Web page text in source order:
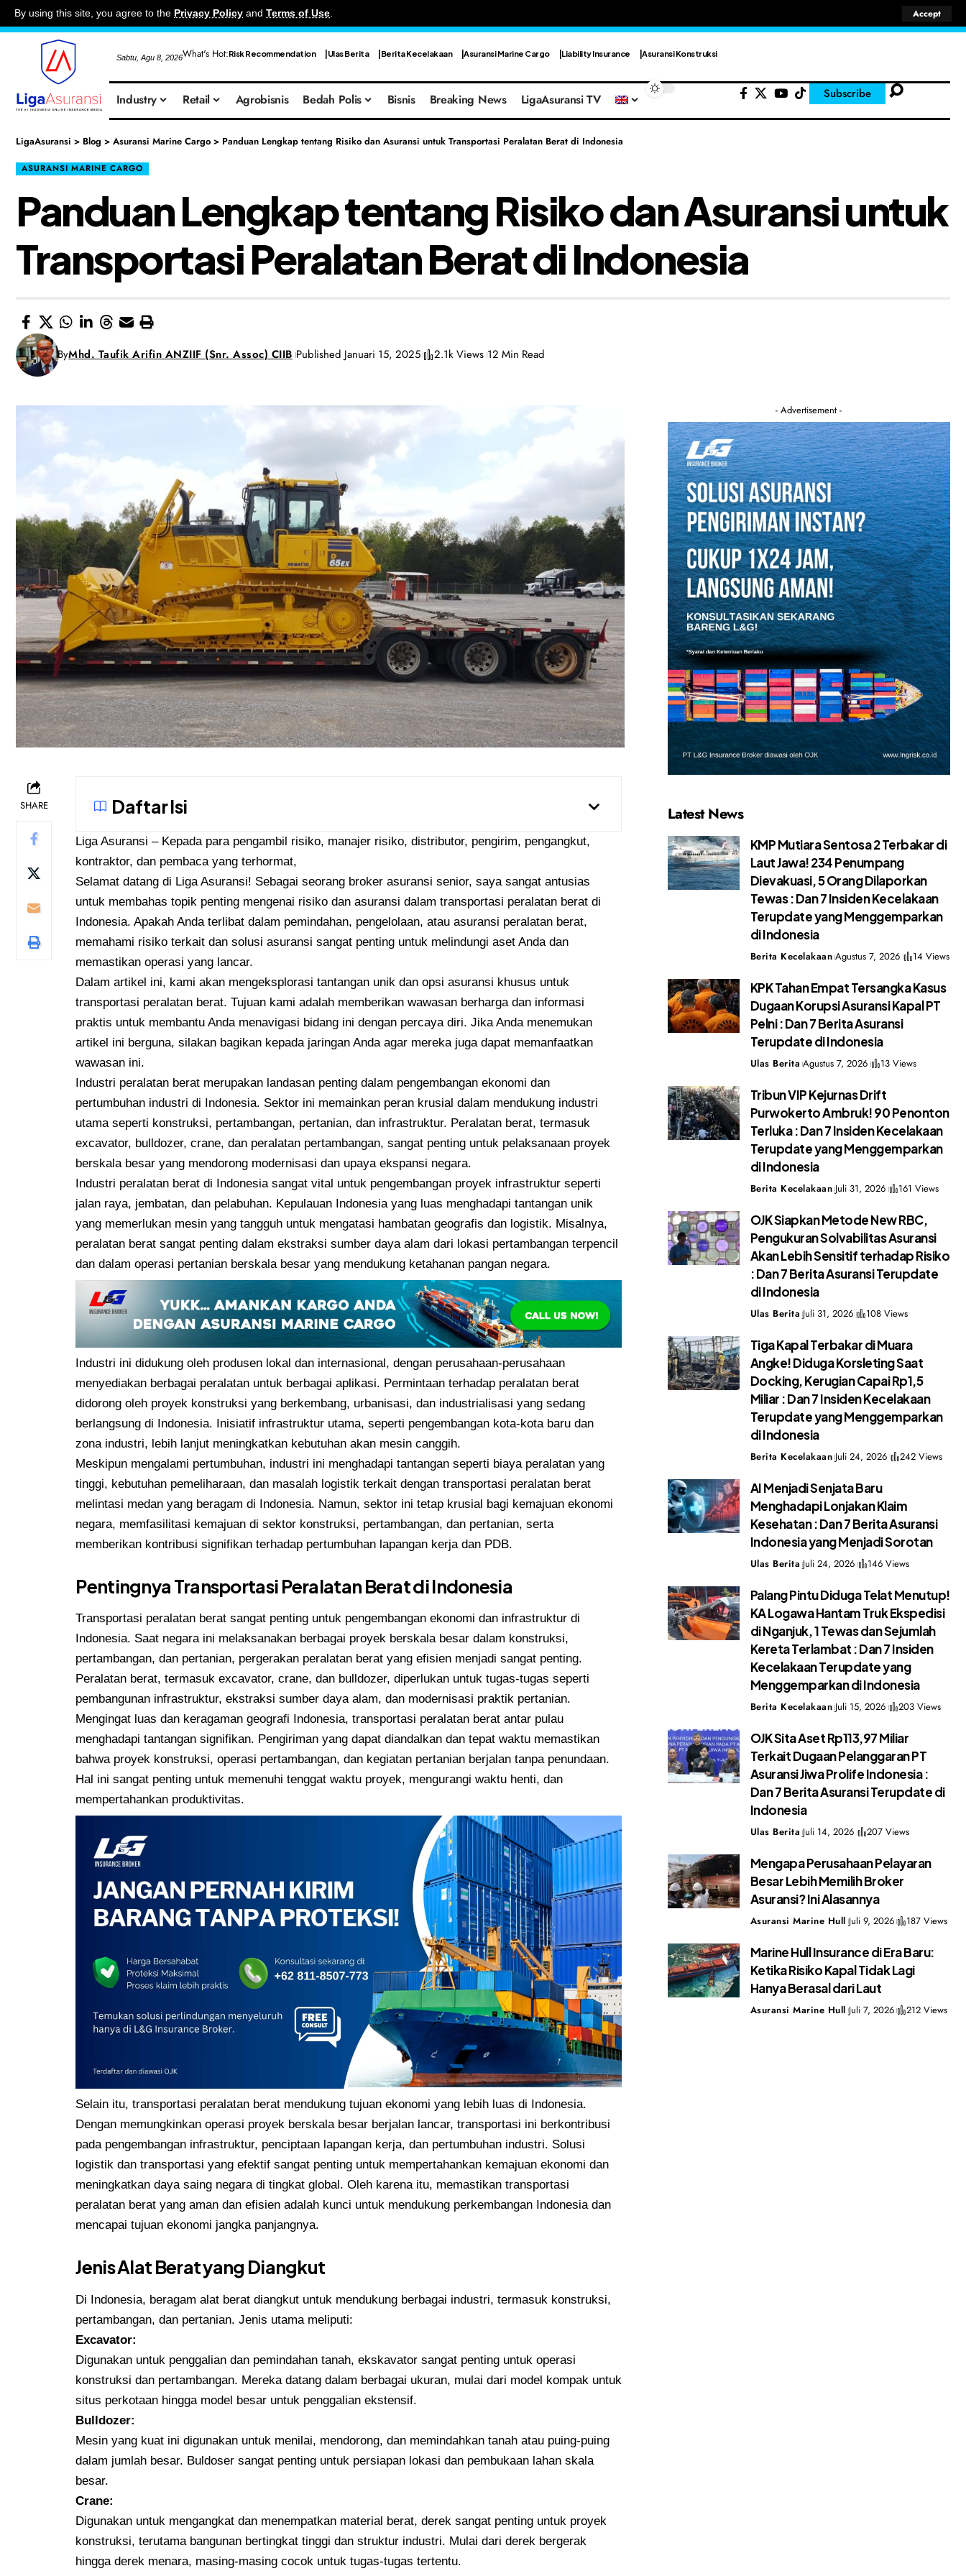
By using this site, you agree to the Privacy Policy and Terms of Use. Accept
Sabtu, Agu 8, 2026What's Hot:Risk Recommendation Ulas Berita Berita Kecelakaan Asuransi Marine Cargo Liability Insurance Asuransi Konstruksi
Industry Retail Agrobisnis Bedah Polis Bisnis Breaking News LigaAsuransi TV Subscribe
LigaAsuransi > Blog > Asuransi Marine Cargo > Panduan Lengkap tentang Risiko dan Asuransi untuk Transportasi Peralatan Berat di Indonesia
ASURANSI MARINE CARGO
Panduan Lengkap tentang Risiko dan Asuransi untuk
Transportasi Peralatan Berat di Indonesia
ByMhd. Taufik Arifin ANZIIF (Snr. Assoc) CIIB Published Januari 15, 2025 2.1k Views 12 Min Read
SHARE Daftar Isi
Liga Asuransi – Kepada para pengambil risiko, manajer risiko, distributor, pengirim, pengangkut,
kontraktor, dan pembaca yang terhormat,
Selamat datang di Liga Asuransi! Sebagai seorang broker asuransi senior, saya sangat antusias
untuk membahas topik penting mengenai risiko dan asuransi dalam transportasi peralatan berat di
Indonesia. Apakah Anda terlibat dalam pemindahan, pengelolaan, atau asuransi peralatan berat,
memahami risiko terkait dan solusi asuransi sangat penting untuk melindungi aset Anda dan
memastikan operasi yang lancar.
Dalam artikel ini, kami akan mengeksplorasi tantangan unik dan opsi asuransi khusus untuk
transportasi peralatan berat. Tujuan kami adalah memberikan wawasan berharga dan informasi
praktis untuk membantu Anda menavigasi bidang ini dengan percaya diri. Jika Anda menemukan
artikel ini berguna, silakan bagikan kepada jaringan Anda agar mereka juga dapat memanfaatkan
wawasan ini.
Industri peralatan berat merupakan landasan penting dalam pengembangan ekonomi dan
pertumbuhan industri di Indonesia. Sektor ini memainkan peran krusial dalam mendukung industri
utama seperti konstruksi, pertambangan, pertanian, dan infrastruktur. Peralatan berat, termasuk
excavator, bulldozer, crane, dan peralatan pertambangan, sangat penting untuk pelaksanaan proyek
berskala besar yang mendorong modernisasi dan upaya ekspansi negara.
Industri peralatan berat di Indonesia sangat vital untuk pengembangan proyek infrastruktur seperti
jalan raya, jembatan, dan pelabuhan. Kepulauan Indonesia yang luas menghadapi tantangan unik
yang memerlukan mesin yang tangguh untuk mengatasi hambatan geografis dan logistik. Misalnya,
peralatan berat sangat penting dalam ekstraksi sumber daya alam dari lokasi pertambangan terpencil
dan dalam operasi pertanian berskala besar yang mendukung ketahanan pangan negara.
Industri ini didukung oleh produsen lokal dan internasional, dengan perusahaan-perusahaan
menyediakan berbagai peralatan untuk berbagai aplikasi. Permintaan terhadap peralatan berat
didorong oleh proyek konstruksi yang berkembang, urbanisasi, dan industrialisasi yang sedang
berlangsung di Indonesia. Inisiatif infrastruktur utama, seperti pengembangan kota-kota baru dan
zona industri, lebih lanjut meningkatkan kebutuhan akan mesin canggih.
Meskipun mengalami pertumbuhan, industri ini menghadapi tantangan seperti biaya peralatan yang
tinggi, kebutuhan pemeliharaan, dan masalah logistik terkait dengan transportasi peralatan berat
melintasi medan yang beragam di Indonesia. Namun, sektor ini tetap krusial bagi kemajuan ekonomi
negara, memfasilitasi kemajuan di sektor konstruksi, pertambangan, dan pertanian, serta
memberikan kontribusi signifikan terhadap pertumbuhan lapangan kerja dan PDB.
Pentingnya Transportasi Peralatan Berat di Indonesia
Transportasi peralatan berat sangat penting untuk pengembangan ekonomi dan infrastruktur di
Indonesia. Saat negara ini melaksanakan berbagai proyek berskala besar dalam konstruksi,
pertambangan, dan pertanian, pergerakan peralatan berat yang efisien menjadi sangat penting.
Peralatan berat, termasuk excavator, crane, dan bulldozer, diperlukan untuk tugas-tugas seperti
pembangunan infrastruktur, ekstraksi sumber daya alam, dan modernisasi praktik pertanian.
Mengingat luas dan keragaman geografi Indonesia, transportasi peralatan berat antar pulau
menghadapi tantangan signifikan. Pengiriman yang dapat diandalkan dan tepat waktu memastikan
bahwa proyek konstruksi, operasi pertambangan, dan kegiatan pertanian berjalan tanpa penundaan.
Hal ini sangat penting untuk memenuhi tenggat waktu proyek, mengurangi waktu henti, dan
mempertahankan produktivitas.
Selain itu, transportasi peralatan berat mendukung tujuan ekonomi yang lebih luas di Indonesia.
Dengan memungkinkan operasi proyek berskala besar berjalan lancar, transportasi ini berkontribusi
pada pengembangan infrastruktur, penciptaan lapangan kerja, dan pertumbuhan industri. Solusi
logistik dan transportasi yang efektif sangat penting untuk mempertahankan kemajuan ekonomi dan
meningkatkan daya saing negara di tingkat global. Oleh karena itu, memastikan transportasi
peralatan berat yang aman dan efisien adalah kunci untuk mendukung perkembangan Indonesia dan
mencapai tujuan ekonomi jangka panjangnya.
Jenis Alat Berat yang Diangkut
Di Indonesia, beragam alat berat diangkut untuk mendukung berbagai industri, termasuk konstruksi,
pertambangan, dan pertanian. Jenis utama meliputi:
Excavator:
Digunakan untuk penggalian dan pemindahan tanah, ekskavator sangat penting untuk operasi
konstruksi dan pertambangan. Mereka datang dalam berbagai ukuran, mulai dari model kompak untuk
situs perkotaan hingga model besar untuk penggalian ekstensif.
Bulldozer:
Mesin yang kuat ini digunakan untuk menilai, mendorong, dan memindahkan tanah atau puing-puing
dalam jumlah besar. Buldoser sangat penting untuk persiapan lokasi dan pembukaan lahan skala
besar.
Crane:
Digunakan untuk mengangkat dan menempatkan material berat, derek sangat penting untuk proyek
konstruksi, terutama bangunan bertingkat tinggi dan struktur industri. Mulai dari derek bergerak
hingga derek menara, masing-masing cocok untuk tugas-tugas tertentu.
- Advertisement -
Latest News
KMP Mutiara Sentosa 2 Terbakar di
Laut Jawa! 234 Penumpang
Dievakuasi, 5 Orang Dilaporkan
Tewas : Dan 7 Insiden Kecelakaan
Terupdate yang Menggemparkan
di Indonesia
Berita Kecelakaan Agustus 7, 2026 14 Views
KPK Tahan Empat Tersangka Kasus
Dugaan Korupsi Asuransi Kapal PT
Pelni : Dan 7 Berita Asuransi
Terupdate di Indonesia
Ulas Berita Agustus 7, 2026 13 Views
Tribun VIP Kejurnas Drift
Purwokerto Ambruk! 90 Penonton
Terluka : Dan 7 Insiden Kecelakaan
Terupdate yang Menggemparkan
di Indonesia
Berita Kecelakaan Juli 31, 2026 161 Views
OJK Siapkan Metode New RBC,
Pengukuran Solvabilitas Asuransi
Akan Lebih Sensitif terhadap Risiko
: Dan 7 Berita Asuransi Terupdate
di Indonesia
Ulas Berita Juli 31, 2026 108 Views
Tiga Kapal Terbakar di Muara
Angke! Diduga Korsleting Saat
Docking, Kerugian Capai Rp1,5
Miliar : Dan 7 Insiden Kecelakaan
Terupdate yang Menggemparkan
di Indonesia
Berita Kecelakaan Juli 24, 2026 242 Views
AI Menjadi Senjata Baru
Menghadapi Lonjakan Klaim
Kesehatan : Dan 7 Berita Asuransi
Indonesia yang Menjadi Sorotan
Ulas Berita Juli 24, 2026 146 Views
Palang Pintu Diduga Telat Menutup!
KA Logawa Hantam Truk Ekspedisi
di Nganjuk, 1 Tewas dan Sejumlah
Kereta Terlambat : Dan 7 Insiden
Kecelakaan Terupdate yang
Menggemparkan di Indonesia
Berita Kecelakaan Juli 15, 2026 203 Views
OJK Sita Aset Rp113,97 Miliar
Terkait Dugaan Pelanggaran PT
Asuransi Jiwa Prolife Indonesia :
Dan 7 Berita Asuransi Terupdate di
Indonesia
Ulas Berita Juli 14, 2026 207 Views
Mengapa Perusahaan Pelayaran
Besar Lebih Memilih Broker
Asuransi? Ini Alasannya
Asuransi Marine Hull Juli 9, 2026 187 Views
Marine Hull Insurance di Era Baru:
Ketika Risiko Kapal Tidak Lagi
Hanya Berasal dari Laut
Asuransi Marine Hull Juli 7, 2026 212 Views